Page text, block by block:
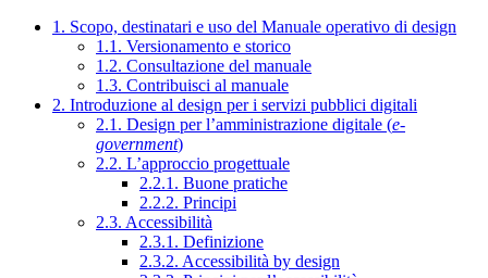
1. Scopo, destinatari e uso del Manuale operativo di design
1.1. Versionamento e storico
1.2. Consultazione del manuale
1.3. Contribuisci al manuale
2. Introduzione al design per i servizi pubblici digitali
2.1. Design per l’amministrazione digitale (e-
government)
2.2. L’approccio progettuale
2.2.1. Buone pratiche
2.2.2. Principi
2.3. Accessibilità
2.3.1. Definizione
2.3.2. Accessibilità by design